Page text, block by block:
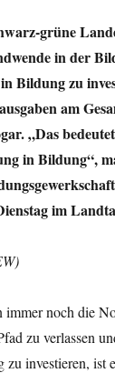
grüne
in der
Bildung zu
am
„Das
in Bildung“,
im
immer noch die
zu verlassen
zu investieren, ist